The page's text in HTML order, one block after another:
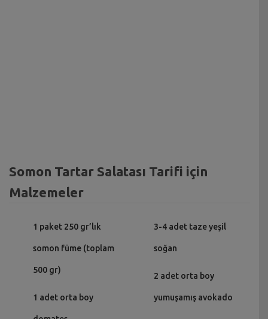
Somon Tartar Salatası Tarifi için
Malzemeler
1 paket 250 gr’lık
somon füme (toplam
500 gr)
1 adet orta boy
3-4 adet taze yeşil
soğan
2 adet orta boy
yumuşamış avokado